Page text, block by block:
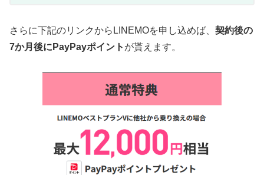
さらに下記のリンクからLINEMOを申し込めば、 契約後の
7か月後にPayPayポイント が貰えます。